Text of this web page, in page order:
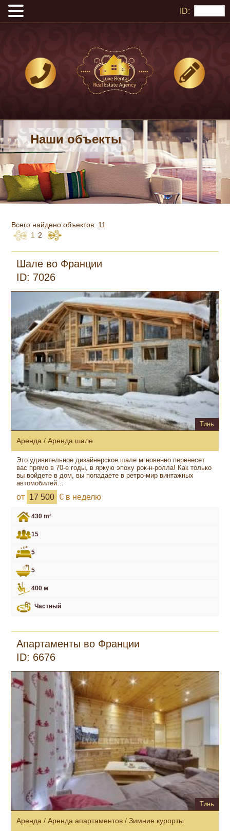
Наши объекты
Всего найдено объектов: 11
1
2
Шале во Франции
ID: 7026
Тинь
Аренда / Аренда шале
Это удивительное дизайнерское шале мгновенно перенесет
вас прямо в 70-е годы, в яркую эпоху рок-н-ролла! Как только
вы войдете в дом, вы попадаете в ретро-мир винтажных
автомобилей…
от 17 500 € в неделю
430 m²
15
5
5
400 м
Частный
Апартаменты во Франции
ID: 6676
Тинь
Аренда / Аренда апартаментов / Зимние курорты
ID: